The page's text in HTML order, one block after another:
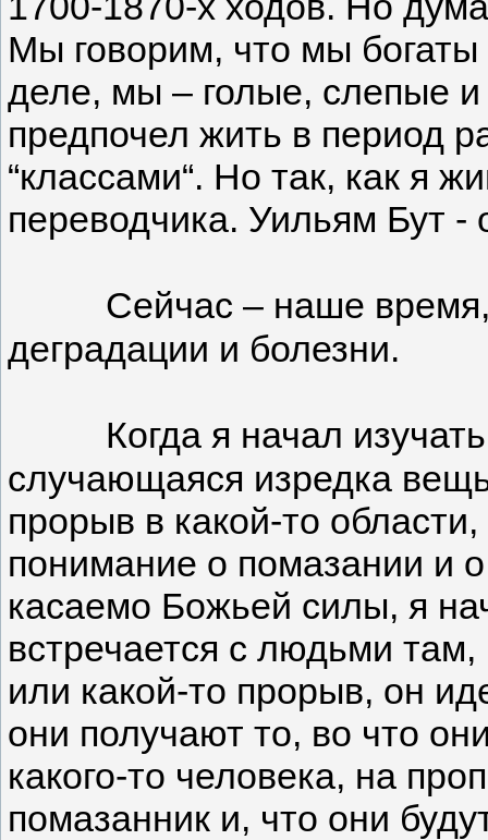
Мы говорим, что мы
деле, мы – голые, слепые и
предпочел жить в период
“классами“. Но так, как я
переводчика. Уильям Бут
Сейчас – наше
деградации и болезни.
Когда я начал
случающаяся изредка
прорыв в какой-то
понимание о помазании и
касаемо Божьей силы, я
встречается с людьми там,
или какой-то прорыв, он
они получают то, во что
какого-то человека, на
помазанник и, что они